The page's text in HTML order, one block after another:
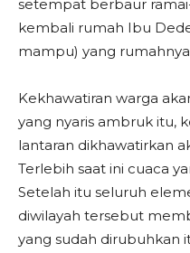
setempat berbaur
kembali rumah Ibu
mampu) yang
Kekhawatiran warga
yang nyaris ambruk itu,
lantaran dikhawatirkan
Terlebih saat ini cuaca
Setelah itu seluruh
diwilayah tersebut
yang sudah dirubuhkan